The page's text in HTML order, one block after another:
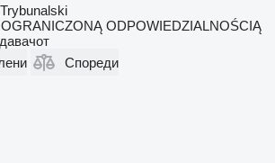
ODPOWIEDZIALNOŚCIĄ
Спореди